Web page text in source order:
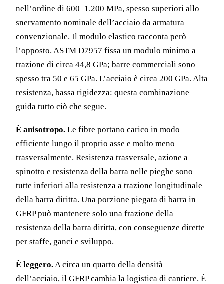
nell’ordine di 600–1.200 MPa, spesso superiori allo
snervamento nominale dell’acciaio da armatura
convenzionale. Il modulo elastico racconta però
l’opposto. ASTM D7957 fissa un modulo minimo a
trazione di circa 44,8 GPa; barre commerciali sono
spesso tra 50 e 65 GPa. L’acciaio è circa 200 GPa. Alta
resistenza, bassa rigidezza: questa combinazione
guida tutto ciò che segue.
È anisotropo. Le fibre portano carico in modo
efficiente lungo il proprio asse e molto meno
trasversalmente. Resistenza trasversale, azione a
spinotto e resistenza della barra nelle pieghe sono
tutte inferiori alla resistenza a trazione longitudinale
della barra diritta. Una porzione piegata di barra in
GFRP può mantenere solo una frazione della
resistenza della barra diritta, con conseguenze dirette
per staffe, ganci e sviluppo.
È leggero.A circa un quarto della densità
dell’acciaio, il GFRP cambia la logistica di cantiere. È